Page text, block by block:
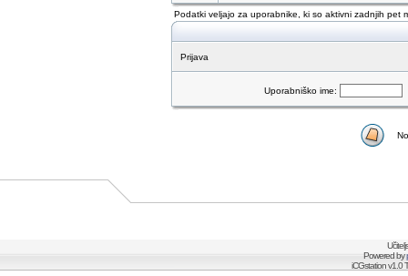
Podatki veljajo za uporabnike, ki so aktivni zadnjih pet
Prijava
Uporabniško ime:
Powered by
iCGstation v1.0